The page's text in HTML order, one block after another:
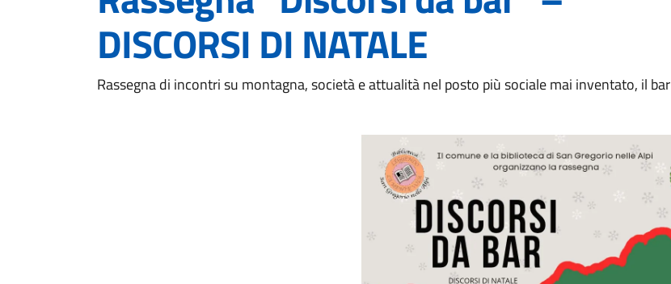
DISCORSI DI NATALE
Rassegna di incontri su montagna, società e attualità nel posto più sociale mai inventato, il bar